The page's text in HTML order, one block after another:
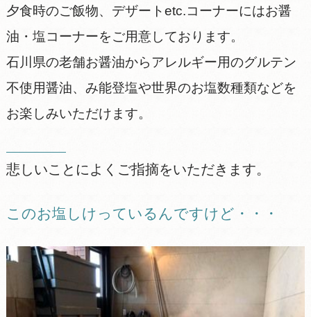
夕食時のご飯物、デザートetc.コーナーにはお醤
油・塩コーナーをご用意しております。
石川県の老舗お醤油からアレルギー用のグルテン
不使用醤油、み能登塩や世界のお塩数種類などを
お楽しみいただけます。
悲しいことによくご指摘をいただきます。
このお塩しけっているんですけど・・・